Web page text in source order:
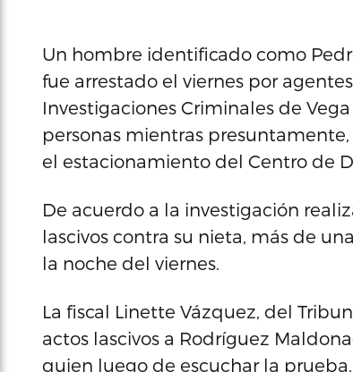
Un hombre identificado como
fue arrestado el viernes por
Investigaciones Criminales de
personas mientras
el estacionamiento del Centro de
De acuerdo a la investigación
lascivos contra su nieta, más de
la noche del viernes.
La fiscal Linette Vázquez, del
actos lascivos a Rodríguez
quien luego de escuchar la